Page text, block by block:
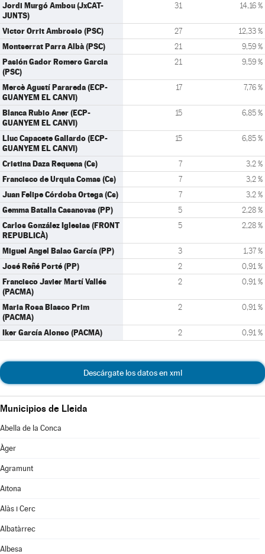
Jordi Murgó Ambou (JxCAT-
JUNTS)
31 14,16 %
Victor Orrit Ambrosio (PSC) 27 12,33 %
Montserrat Parra Albà (PSC) 21 9,59 %
Pasión Gador Romero Garcia
(PSC)
21 9,59 %
Mercè Agustí Parareda (ECP-
GUANYEM EL CANVI)
17 7,76 %
Blanca Rubio Aner (ECP-
GUANYEM EL CANVI)
15 6,85 %
Lluc Capacete Gallardo (ECP-
GUANYEM EL CANVI)
15 6,85 %
Cristina Daza Requena (Cs) 7 3,2 %
Francisco de Urquia Comas (Cs) 7 3,2 %
Juan Felipe Córdoba Ortega (Cs) 7 3,2 %
Gemma Batalla Casanovas (PP) 5 2,28 %
Carlos González Iglesias (FRONT
REPUBLICÀ)
5 2,28 %
Miguel Angel Balao García (PP) 3 1,37 %
José Reñé Porté (PP) 2 0,91 %
Francisco Javier Martí Vallés
(PACMA)
2 0,91 %
Maria Rosa Blasco Prim
(PACMA)
2 0,91 %
Iker García Alonso (PACMA) 2 0,91 %
Descárgate los datos en xml
Municipios de Lleida
Abella de la Conca
Àger
Agramunt
Aitona
Alàs i Cerc
Albatàrrec
Albesa